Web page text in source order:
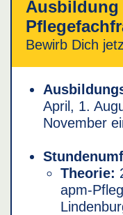
Ausbildung
Bewirb Dich
April, 1.
November
Theorie:
apm-